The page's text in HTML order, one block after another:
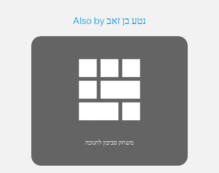
Also by נטע בן זאב
משחק סביבון לחנוכה